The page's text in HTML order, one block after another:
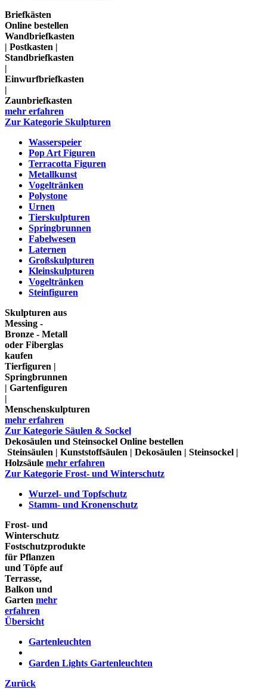
Briefkästen
Online bestellen
Wandbriefkasten
| Postkasten |
Standbriefkasten
|
Einwurfbriefkasten
|
Zaunbriefkasten
mehr erfahren
Zur Kategorie Skulpturen
Wasserspeier
Pop Art Figuren
Terracotta Figuren
Metallkunst
Vogeltränken
Polystone
Urnen
Tierskulpturen
Springbrunnen
Fabelwesen
Laternen
Großskulpturen
Kleinskulpturen
Vogeltränken
Steinfiguren
Skulpturen aus
Messing -
Bronze - Metall
oder Fiberglas
kaufen
Tierfiguren |
Springbrunnen
| Gartenfiguren
|
Menschenskulpturen
mehr erfahren
Zur Kategorie Säulen & Sockel
Dekosäulen und Steinsockel Online bestellen
Steinsäulen | Kunststoffsäulen | Dekosäulen | Steinsockel |
Holzsäule mehr erfahren
Zur Kategorie Frost- und Winterschutz
Wurzel- und Topfschutz
Stamm- und Kronenschutz
Frost- und
Winterschutz
Fostschutzprodukte
für Pflanzen
und Töpfe auf
Terrasse,
Balkon und
Garten mehr
erfahren
Übersicht
Gartenleuchten
Garden Lights Gartenleuchten
Zurück